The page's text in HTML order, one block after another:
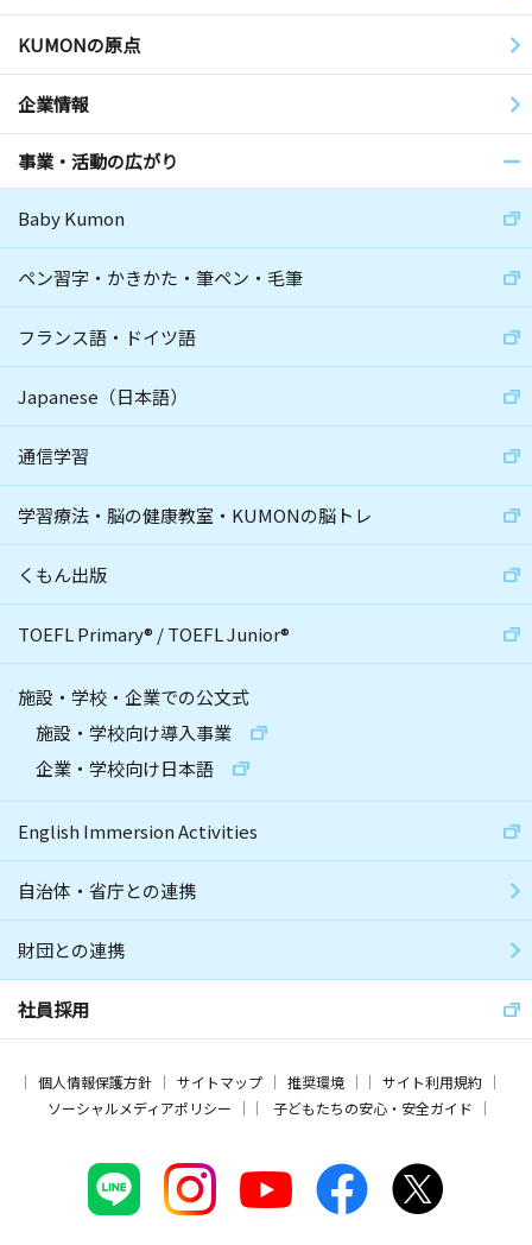
KUMONの原点
企業情報
事業・活動の広がり
Baby Kumon
ペン習字・かきかた・筆ペン・毛筆
フランス語・ドイツ語
Japanese（日本語）
通信学習
学習療法・脳の健康教室・KUMONの脳トレ
くもん出版
TOEFL Primary® /TOEFL Junior®
施設・学校・企業での公文式
施設・学校向け導入事業
企業・学校向け日本語
English Immersion Activities
自治体・省庁との連携
財団との連携
社員採用
個人情報保護方針 サイトマップ 推奨環境
サイト利用規約
ソーシャルメディアポリシー
子どもたちの安心・安全ガイド